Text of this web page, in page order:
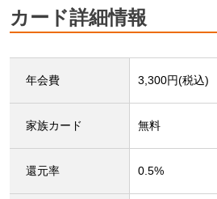
カード詳細情報
年会費 3,300円(税込)
家族カード 無料
還元率 0.5%